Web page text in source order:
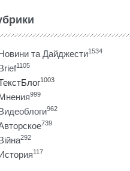
та Дайджести1534
1105
1003
999
962
739
292
117